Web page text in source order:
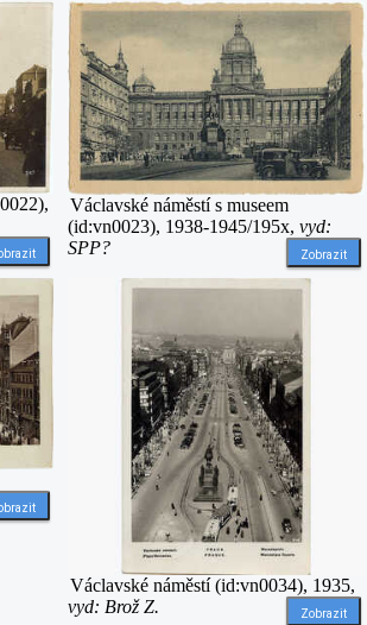
Václavské náměstí s museem
(id:vn0023), 1938-1945/195x, vyd:
SPP?
Zobrazit
Václavské náměstí (id:vn0034), 1935,
vyd: Brož Z.
Zobrazit